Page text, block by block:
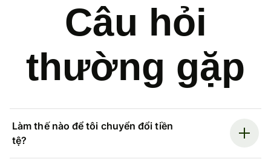
Câu hỏi
thường gặp
Làm thế nào để tôi chuyển đổi tiền
tệ?